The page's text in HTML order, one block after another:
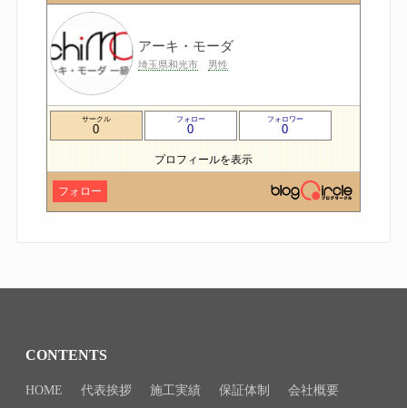
アーキ・モーダ
埼玉県和光市 男性
サークル
0
フォロー
0
フォロワー
0
プロフィールを表示
フォロー
CONTENTS
HOME 代表挨拶 施工実績 保証体制
会社概要